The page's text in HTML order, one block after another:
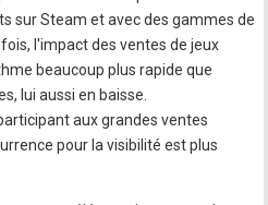
sur Steam et avec des gammes de
l'impact des ventes de jeux
beaucoup plus rapide que
lui aussi en baisse.
aux grandes ventes
pour la visibilité est plus